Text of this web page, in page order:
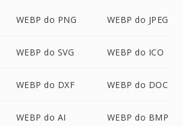
WEBP do PNG WEBP do JPEG
WEBP do SVG WEBP do ICO
WEBP do DXF WEBP do DOC
WEBP do AI WEBP do BMP